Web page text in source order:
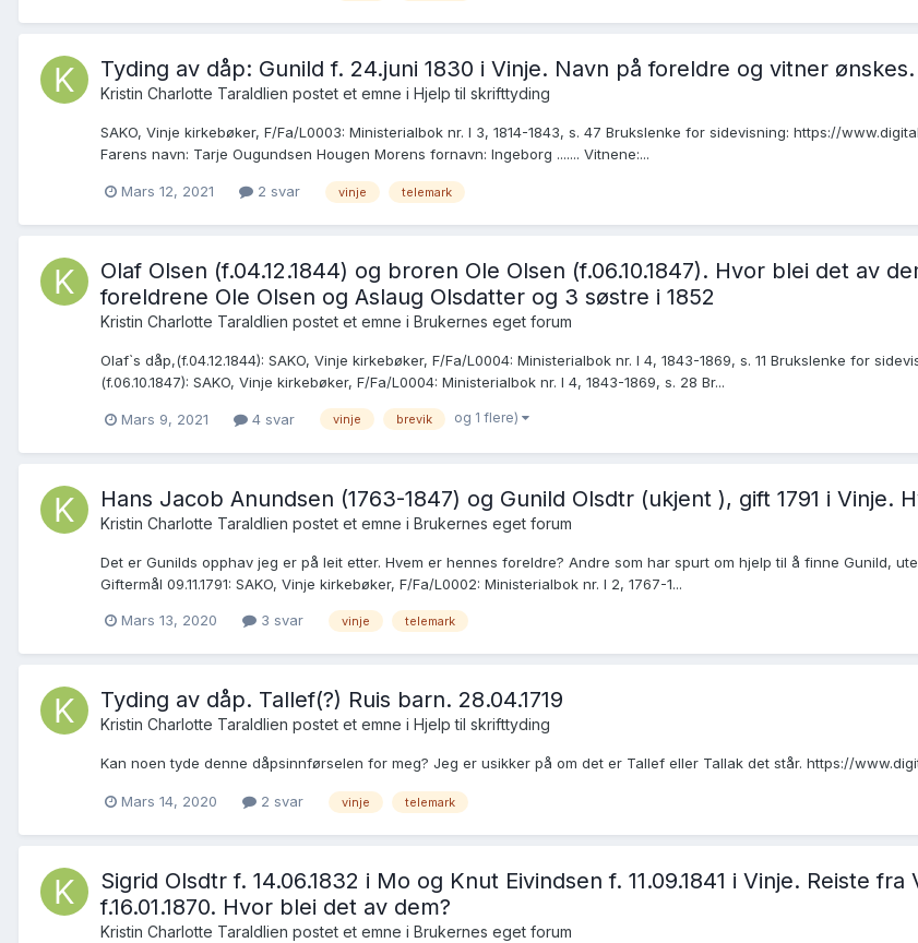
Tyding av dåp: Gunild f. 24.juni 1830 i Vinje. Navn på foreldre og vitner ønskes.
Kristin Charlotte Taraldlien postet et emne i Hjelp til skrifttyding
SAKO, Vinje kirkebøker, F/Fa/L0003: Ministerialbok nr. I 3, 1814-1843, s. 47 Brukslenke for sidevisning: https://
Farens navn: Tarje Ougundsen Hougen Morens fornavn: Ingeborg ....... Vitnene:...
Mars 12, 2021 2 svar vinje telemark
Olaf Olsen (f.04.12.1844) og broren Ole Olsen (f.06.10.1847). Hvor blei det av
foreldrene Ole Olsen og Aslaug Olsdatter og 3 søstre i 1852
Kristin Charlotte Taraldlien postet et emne i Brukernes eget forum
Olaf`s dåp,(f.04.12.1844): SAKO, Vinje kirkebøker, F/Fa/L0004: Ministerialbok nr. I 4, 1843-1869, s. 11 Brukslenke for
(f.06.10.1847): SAKO, Vinje kirkebøker, F/Fa/L0004: Ministerialbok nr. I 4, 1843-1869, s. 28 Br...
Mars 9, 2021 4 svar vinje brevik og 1 flere)
Hans Jacob Anundsen (1763-1847) og Gunild Olsdtr (ukjent ), gift 1791 i Vinje.
Kristin Charlotte Taraldlien postet et emne i Brukernes eget forum
Det er Gunilds opphav jeg er på leit etter. Hvem er hennes foreldre? Andre som har spurt om hjelp til å finne Gunild,
Giftermål 09.11.1791: SAKO, Vinje kirkebøker, F/Fa/L0002: Ministerialbok nr. I 2, 1767-1...
Mars 13, 2020 3 svar vinje telemark
Tyding av dåp. Tallef(?) Ruis barn. 28.04.1719
Kristin Charlotte Taraldlien postet et emne i Hjelp til skrifttyding
Kan noen tyde denne dåpsinnførselen for meg? Jeg er usikker på om det er Tallef eller Tallak det står. https://
Mars 14, 2020 2 svar vinje telemark
Sigrid Olsdtr f. 14.06.1832 i Mo og Knut Eivindsen f. 11.09.1841 i Vinje. Reiste
f.16.01.1870. Hvor blei det av dem?
Kristin Charlotte Taraldlien postet et emne i Brukernes eget forum